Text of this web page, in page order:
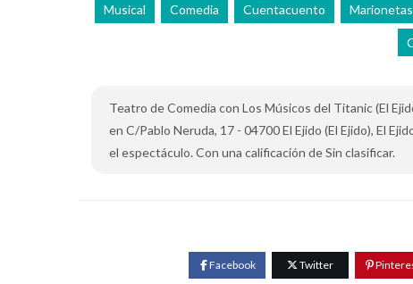
Musical Comedia Cuentacuento Marionetas
Teatro de Comedia con Los Músicos del Titanic (El
en C/Pablo Neruda, 17 - 04700 El Ejido (El Ejido), El
el espectáculo. Con una calificación de Sin clasificar.
Facebook Twitter